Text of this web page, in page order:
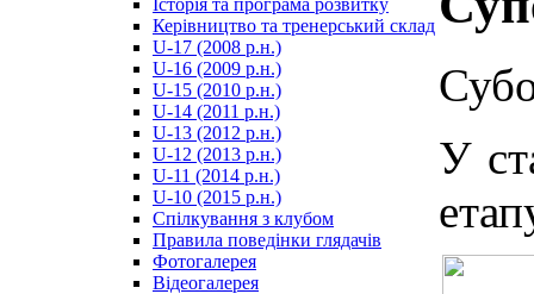
Історія та програма розвитку
Керівництво та тренерський склад
U-17 (2008 р.н.)
U-16 (2009 р.н.)
U-15 (2010 р.н.)
U-14 (2011 р.н.)
U-13 (2012 р.н.)
U-12 (2013 р.н.)
U-11 (2014 р.н.)
U-10 (2015 р.н.)
Спілкування з клубом
Правила поведінки глядачів
Фотогалерея
Відеогалерея
У